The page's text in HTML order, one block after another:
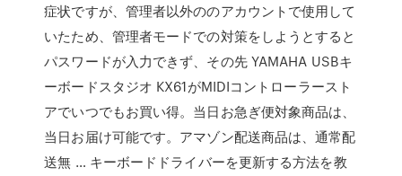
症状ですが、管理者以外ののアカウントで使用して
いたため、管理者モードでの対策をしようとすると
パスワードが入力できず、その先 YAMAHA USBキ
ーボードスタジオ KX61がMIDIコントローラースト
アでいつでもお買い得。当日お急ぎ便対象商品は、
当日お届け可能です。アマゾン配送商品は、通常配
送無 … キーボードドライバーを更新する方法を教